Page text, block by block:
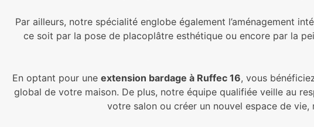
Par ailleurs, notre spécialité englobe également l’aménagement
ce soit par la pose de placoplâtre esthétique ou encore par la
En optant pour une extension bardage à Ruffec 16, vous
global de votre maison. De plus, notre équipe qualifiée veille au
votre salon ou créer un nouvel espace de